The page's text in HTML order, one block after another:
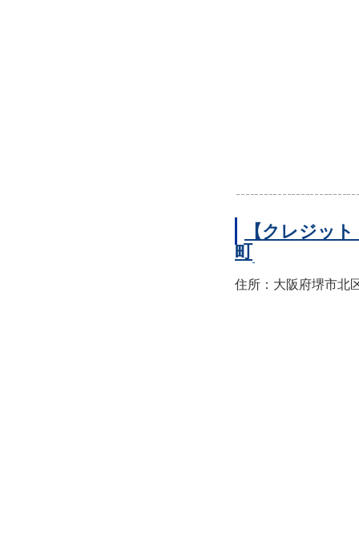
【クレジッ
町
住所：大阪府堺市北